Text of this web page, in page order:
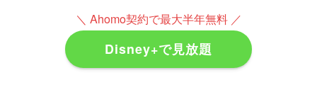
＼ Ahomo契約で最大半年無料 ／
Disney+で見放題